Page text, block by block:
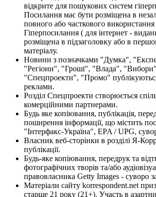
відкрите для пошукових систем
Посилання має бути розміщена в
повного або часткового використання
Гіперпосилання ( для інтернет -
розміщена в підзаголовку або в
матеріалу.
Новини з позначками "Думка",
"Регіони", "Гроші", "Влада",
"Спецпроекти", "Промо"
реклами.
Розділ Спецпроекти створюється
комерційними партнерами.
Будь яке копіювання, публікація,
поширення інформації, що містить
"Інтерфакс-Україна", EPA / UPG,
Власник веб-сторінки в розділі Я-
публікації.
Будь-яке копіювання, передрук та
фотографічних творів та/або
правовласника Getty Images - суворо
Матеріали сайту korrespondent.net
старше 21 року (21+). Участь в